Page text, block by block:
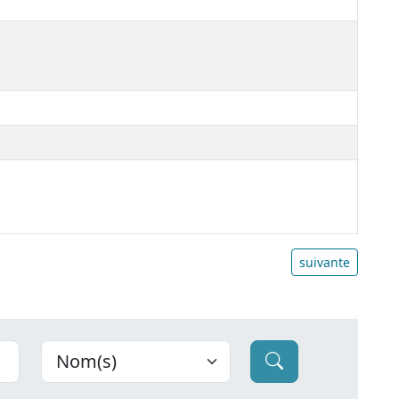
suivante